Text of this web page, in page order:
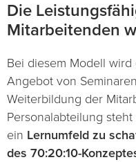
Die
Mitarbeitenden
Bei diesem Modell
Angebot von
Weiterbildung der
Personalabteilung
ein Lernumfeld zu
des 70:20:10-